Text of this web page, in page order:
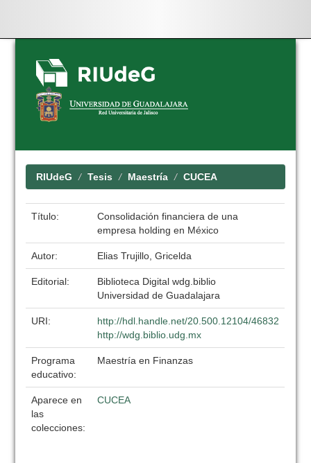
Skip
navigation
RIUdeG Tesis Maestría CUCEA
Título:
Consolidación financiera de una
empresa holding en México
Autor: Elias Trujillo, Gricelda
Editorial:
Biblioteca Digital wdg.biblio
Universidad de Guadalajara
URI:
http://hdl.handle.net/20.500.12104/46832
http://wdg.biblio.udg.mx
Programa
educativo:
Maestría en Finanzas
Aparece en
las
colecciones:
CUCEA